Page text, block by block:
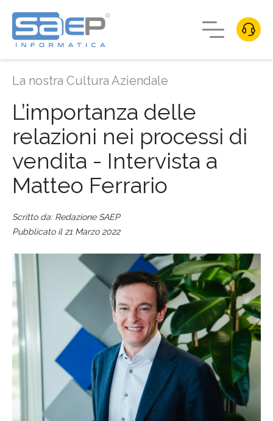
La nostra Cultura Aziendale
L’importanza delle
relazioni nei processi di
vendita - Intervista a
Matteo Ferrario
Scritto da: Redazione SAEP
Pubblicato il 21 Marzo 2022